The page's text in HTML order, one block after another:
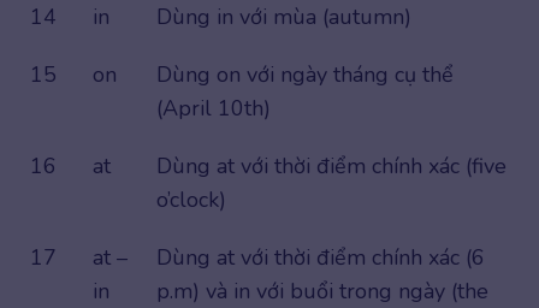
14
in
Dùng in với mùa (autumn)
15
on
Dùng on với ngày tháng cụ thể
(April 10th)
16
at
Dùng at với thời điểm chính xác (five
o’clock)
17
at –
in
Dùng at với thời điểm chính xác (6
p.m) và in với buổi trong ngày (the